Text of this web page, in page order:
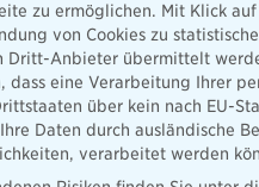
zu ermöglichen. Mit Klick
von Cookies zu
Anbieter übermittelt
eine Verarbeitung Ihrer
über kein nach EU-
Daten durch ausländische
verarbeitet werden